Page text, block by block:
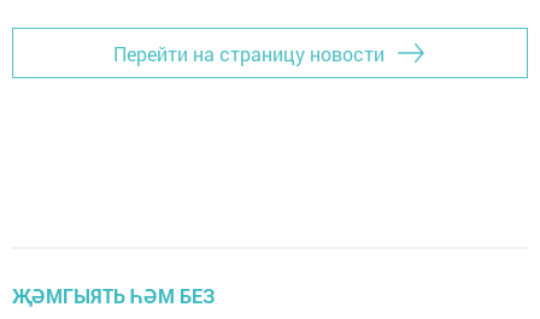
Перейти на страницу новости
ҖӘМГЫЯТЬ ҺӘМ БЕЗ